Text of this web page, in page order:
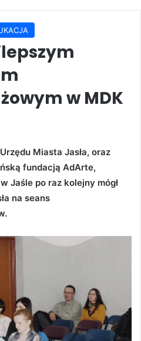
w MDK
Miasta Jasła, oraz
fundacją AdArte,
Jaśle po raz kolejny mógł
na seans